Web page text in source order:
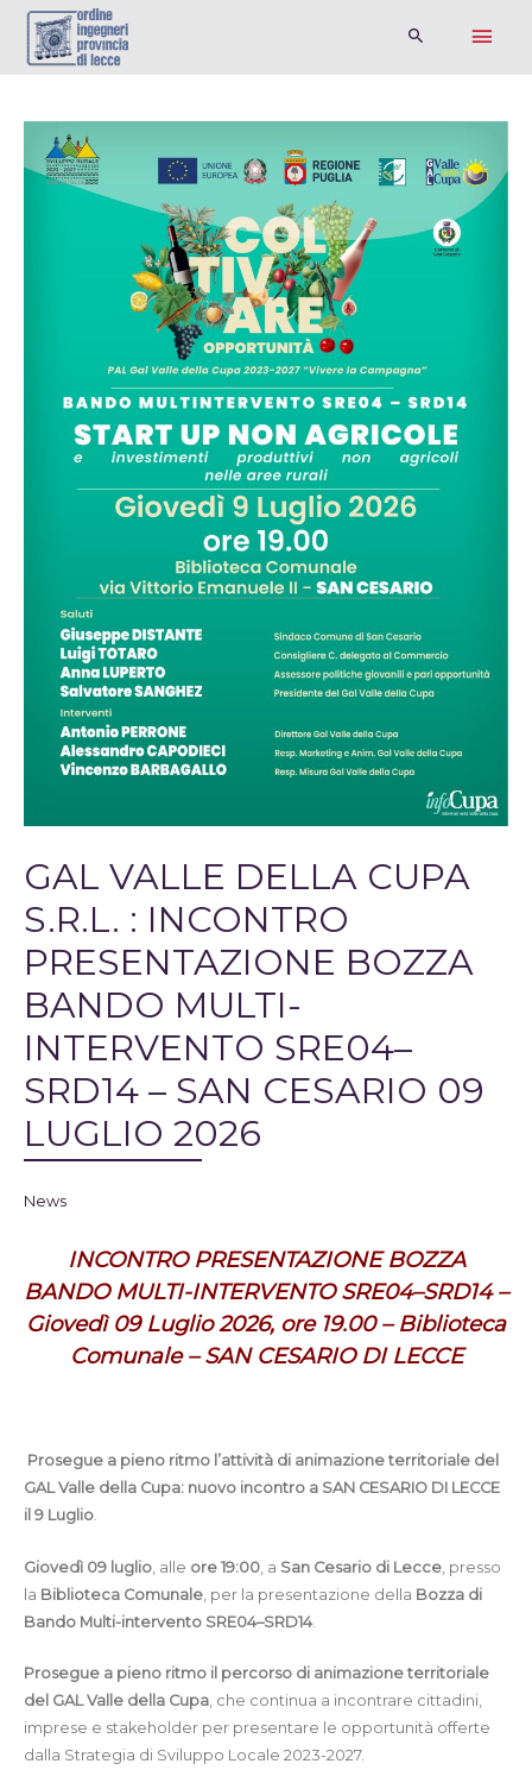
GAL VALLE DELLA CUPA
S.R.L. : INCONTRO
PRESENTAZIONE BOZZA
BANDO MULTI-
INTERVENTO SRE04–
SRD14 – SAN CESARIO 09
LUGLIO 2026
News
INCONTRO PRESENTAZIONE BOZZA
BANDO MULTI-INTERVENTO SRE04–SRD14 –
Giovedì 09 Luglio 2026, ore 19.00 – Biblioteca
Comunale – SAN CESARIO DI LECCE
Prosegue a pieno ritmo l’attività di animazione territoriale del
GAL Valle della Cupa: nuovo incontro a SAN CESARIO DI LECCE
il 9 Luglio.
Giovedì 09 luglio , alle ore 19:00 , a San Cesario di Lecce , presso
la Biblioteca Comunale , per la presentazione della Bozza di
Bando Multi-intervento SRE04–SRD14.
Prosegue a pieno ritmo il percorso di animazione territoriale
del GAL Valle della Cupa, che continua a incontrare cittadini,
imprese e stakeholder per presentare le opportunità offerte
dalla Strategia di Sviluppo Locale 2023-2027.